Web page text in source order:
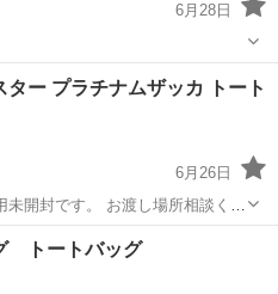
6月28日
グ プリマクラッセ
ター プラチナムザッカ トート
6月26日
未開封です。 お渡し場所相談くだ
トートバッグ